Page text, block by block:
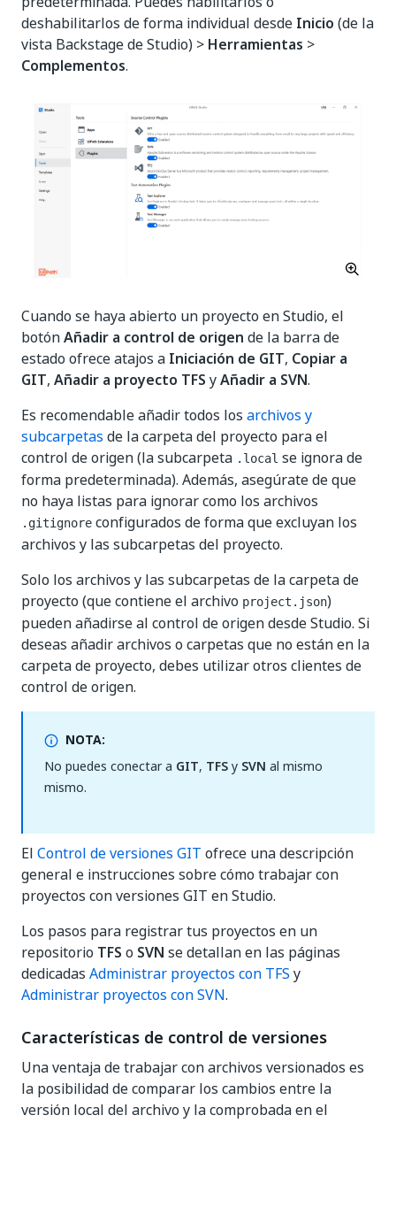
deshabilitarlos de forma individual desde Inicio (de la
vista Backstage de Studio) > Herramientas >
Complementos.
Cuando se haya abierto un proyecto en Studio, el
botónAñadir a control de origen de la barra de
estado ofrece atajos a Iniciación de GIT, Copiar a
GIT, Añadir a proyecto TFS yAñadir a SVN.
Es recomendable añadir todos los archivos y
subcarpetas de la carpeta del proyecto para el
control de origen (la subcarpeta .local se ignora de
forma predeterminada). Además, asegúrate de que
no haya listas para ignorar como los archivos
.gitignore configurados de forma que excluyan los
archivos y las subcarpetas del proyecto.
Solo los archivos y las subcarpetas de la carpeta de
proyecto (que contiene el archivo project.json)
pueden añadirse al control de origen desde Studio. Si
deseas añadir archivos o carpetas que no están en la
carpeta de proyecto, debes utilizar otros clientes de
control de origen.
NOTA:
No puedes conectar a GIT, TFSy SVN al mismo
mismo.
El Control de versiones GIT ofrece una descripción
general e instrucciones sobre cómo trabajar con
proyectos con versiones GIT en Studio.
Los pasos para registrar tus proyectos en un
repositorio TFS o SVN se detallan en las páginas
dedicadas Administrar proyectos con TFS y
Administrar proyectos con SVN.
Características de control de versiones
Una ventaja de trabajar con archivos versionados es
la posibilidad de comparar los cambios entre la
versión local del archivo y la comprobada en el